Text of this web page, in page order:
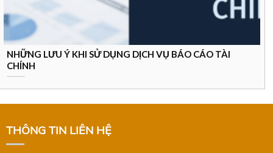
NHỮNG LƯU Ý KHI SỬ DỤNG DỊCH VỤ BÁO CÁO TÀI
CHÍNH
THÔNG TIN LIÊN HỆ